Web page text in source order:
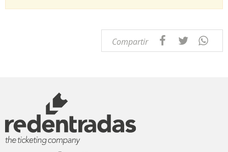
Compartir